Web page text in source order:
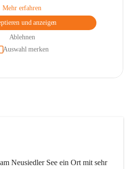
Mehr erfahren
und anzeigen
Ablehnen
Auswahl merken
Neusiedler See ein Ort mit sehr